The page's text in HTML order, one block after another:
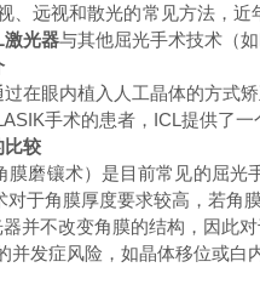
远视和散光的常见方法，近
激光器与其他屈光手术技术（
眼内植入人工晶体的方式矫
手术的患者，ICL提供了一
比较
镶术）是目前常见的屈光
于角膜厚度要求较高，若角
不改变角膜的结构，因此对
并发症风险，如晶体移位或白